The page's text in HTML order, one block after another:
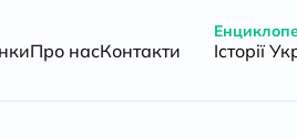
Про насКонтакти Історії